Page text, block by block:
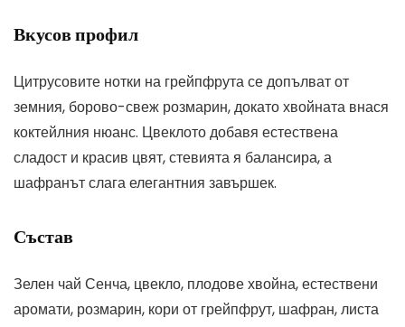
Вкусов профил
Цитрусовите нотки на грейпфрута се допълват от
земния, борово-свеж розмарин, докато хвойната внася
коктейлния нюанс. Цвеклото добавя естествена
сладост и красив цвят, стевията я балансира, а
шафранът слага елегантния завършек.
Състав
Зелен чай Сенча, цвекло, плодове хвойна, естествени
аромати, розмарин, кори от грейпфрут, шафран, листа